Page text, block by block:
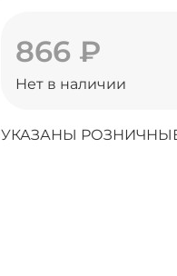
866 ₽
Нет в наличии
УКАЗАНЫ